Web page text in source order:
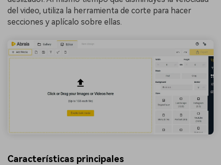
del video, utiliza la herramienta de corte para hacer
secciones y aplícalo sobre ellas.
Características principales